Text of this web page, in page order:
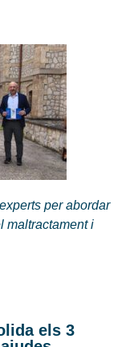
per abordar
maltractament i
els 3